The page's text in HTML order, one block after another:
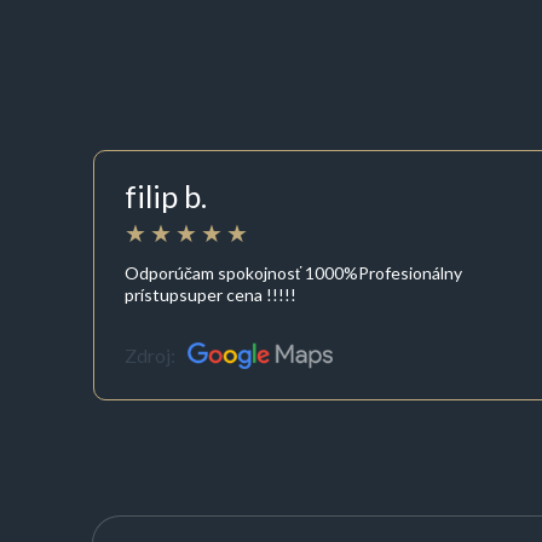
filip b.
Odporúčam spokojnosť 1000%Profesionálny
prístupsuper cena !!!!!
Zdroj: